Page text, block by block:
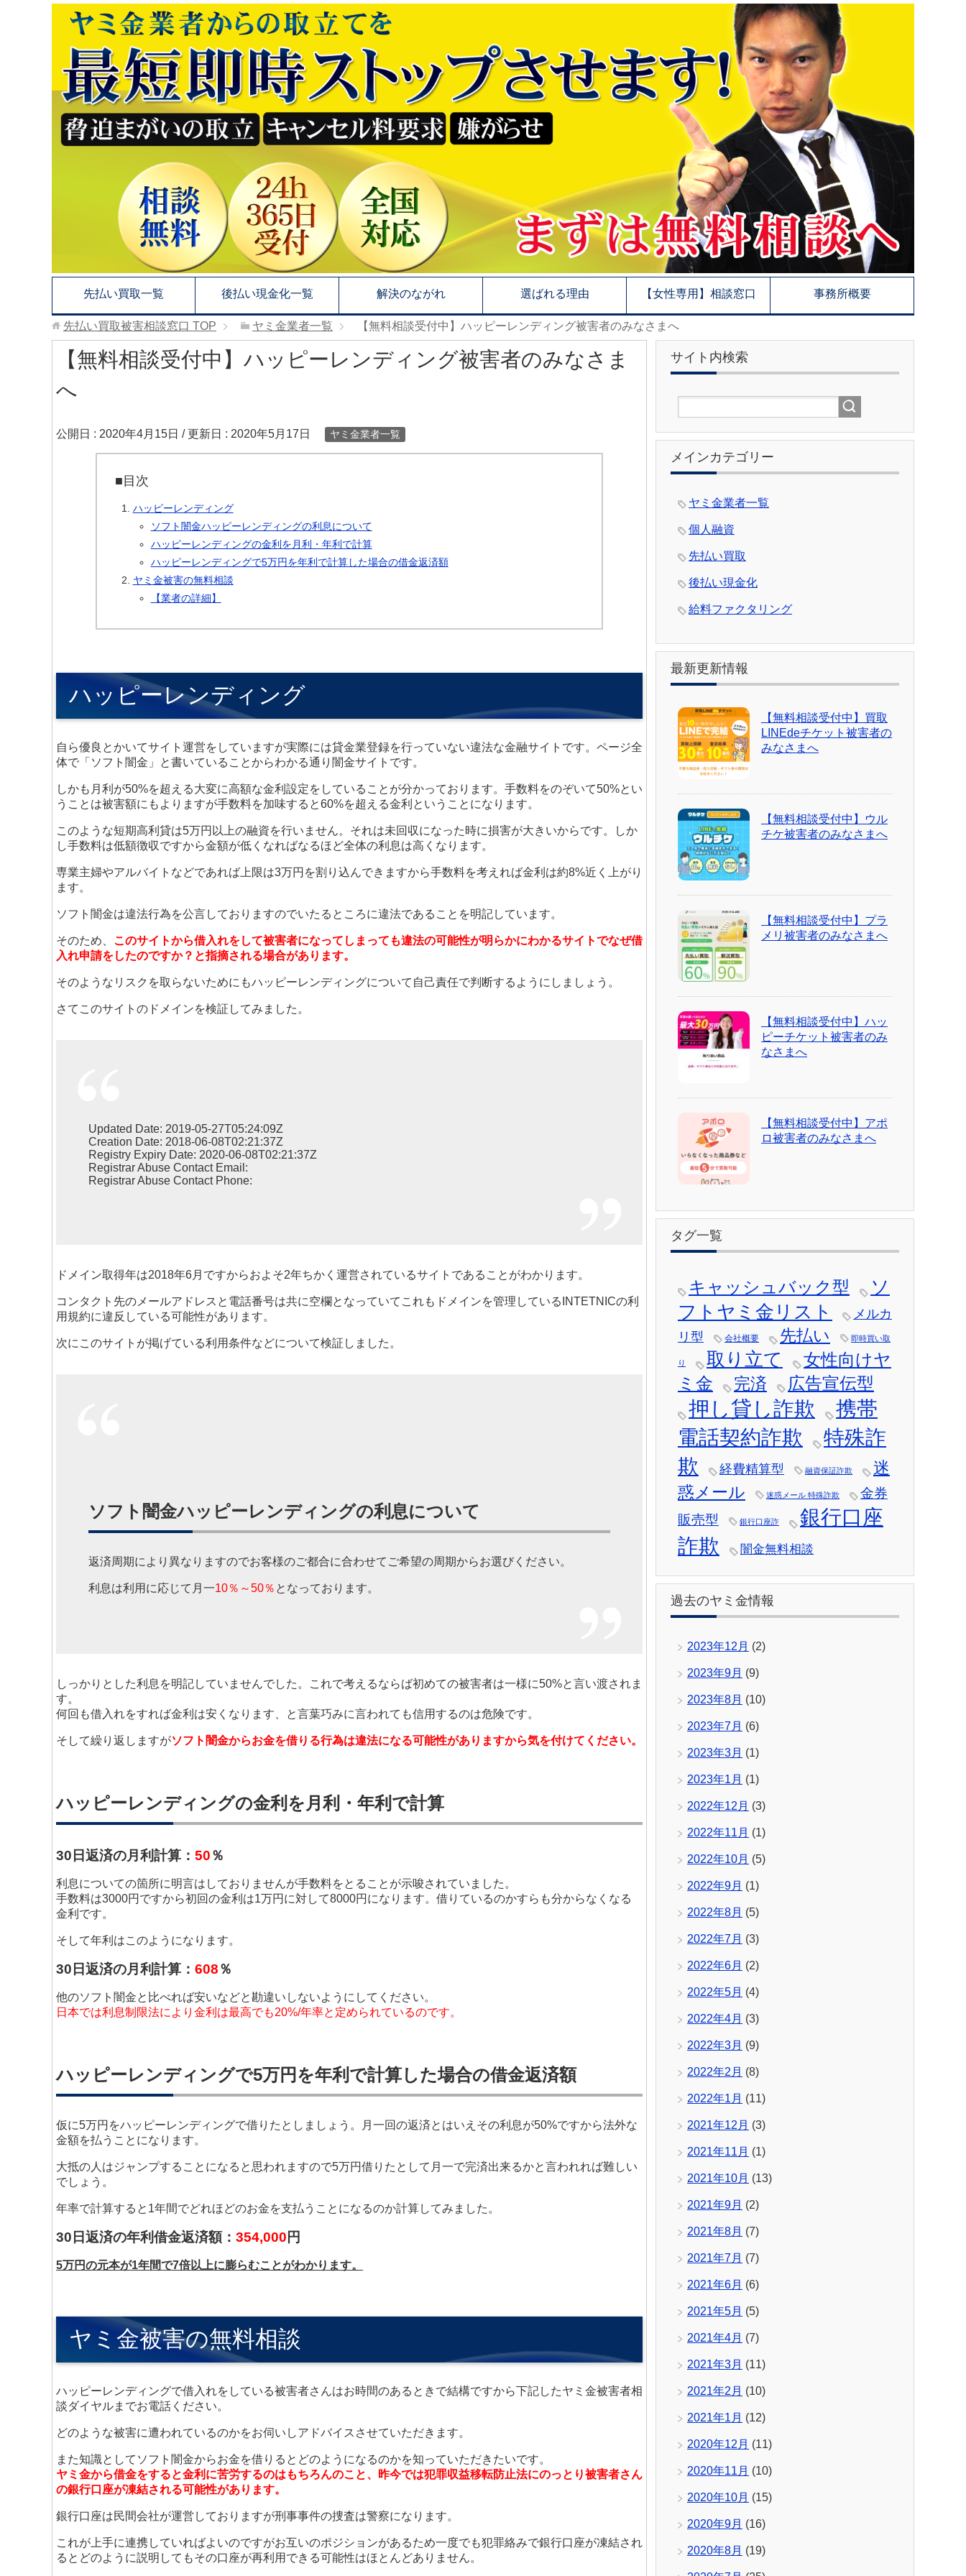
先払い買取一覧 後払い現金化一覧 解決のながれ 選ばれる理由 【女性専用】相談窓口 事務所概要
先払い買取被害相談窓口 TOP ヤミ金業者一覧 【無料相談受付中】ハッピーレンディング被害者のみなさまへ
【無料相談受付中】ハッピーレンディング被害者のみなさま
へ
公開日 : 2020年4月15日 / 更新日 : 2020年5月17日 ヤミ金業者一覧
■目次
ハッピーレンディング
ソフト闇金ハッピーレンディングの利息について
ハッピーレンディングの金利を月利・年利で計算
ハッピーレンディングで5万円を年利で計算した場合の借金返済額
ヤミ金被害の無料相談
【業者の詳細】
ハッピーレンディング
自ら優良とかいてサイト運営をしていますが実際には貸金業登録を行っていない違法な金融サイトです。ページ全
体で「ソフト闇金」と書いていることからわかる通り闇金サイトです。
しかも月利が50%を超える大変に高額な金利設定をしていることが分かっております。手数料をのぞいて50%とい
うことは被害額にもよりますが手数料を加味すると60%を超える金利ということになります。
このような短期高利貸は5万円以上の融資を行いません。それは未回収になった時に損害が大きいからです。しか
し手数料は低額徴収ですから金額が低くなればなるほど全体の利息は高くなります。
専業主婦やアルバイトなどであれば上限は3万円を割り込んできますから手数料を考えれば金利は約8%近く上がり
ます。
ソフト闇金は違法行為を公言しておりますのでいたるところに違法であることを明記しています。
そのため、 このサイトから借入れをして被害者になってしまっても違法の可能性が明らかにわかるサイトでなぜ借
入れ申請をしたのですか？と指摘される場合があります。
そのようなリスクを取らないためにもハッピーレンディングについて自己責任で判断するようにしましょう。
さてこのサイトのドメインを検証してみました。
Updated Date: 2019-05-27T05:24:09Z
Creation Date: 2018-06-08T02:21:37Z
Registry Expiry Date: 2020-06-08T02:21:37Z
Registrar Abuse Contact Email:
Registrar Abuse Contact Phone:
ドメイン取得年は2018年6月ですからおよそ2年ちかく運営されているサイトであることがわかります。
コンタクト先のメールアドレスと電話番号は共に空欄となっていてこれもドメインを管理しているINTETNICの利
用規約に違反している可能性があります。
次にこのサイトが掲げている利用条件などについて検証しました。
ソフト闇金ハッピーレンディングの利息について
返済周期により異なりますのでお客様のご都合に合わせてご希望の周期からお選びください。
利息は利用に応じて月一10％～50％ となっております。
しっかりとした利息を明記していませんでした。これで考えるならば初めての被害者は一様に50%と言い渡されま
す。
何回も借入れをすれば金利は安くなります、と言葉巧みに言われても信用するのは危険です。
そして繰り返しますがソフト闇金からお金を借りる行為は違法になる可能性がありますから気を付けてください。
ハッピーレンディングの金利を月利・年利で計算
30日返済の月利計算： 50％
利息についての箇所に明言はしておりませんが手数料をとることが示唆されていました。
手数料は3000円ですから初回の金利は1万円に対して8000円になります。借りているのかすらも分からなくなる
金利です。
そして年利はこのようになります。
30日返済の月利計算： 608％
他のソフト闇金と比べれば安いなどと勘違いしないようにしてください。
日本では利息制限法により金利は最高でも20%/年率と定められているのです。
ハッピーレンディングで5万円を年利で計算した場合の借金返済額
仮に5万円をハッピーレンディングで借りたとしましょう。月一回の返済とはいえその利息が50%ですから法外な
金額を払うことになります。
大抵の人はジャンプすることになると思われますので5万円借りたとして月一で完済出来るかと言われれば難しい
でしょう。
年率で計算すると1年間でどれほどのお金を支払うことになるのか計算してみました。
30日返済の年利借金返済額： 354,000 円
5万円の元本が1年間で7倍以上に膨らむことがわかります。
ヤミ金被害の無料相談
ハッピーレンディングで借入れをしている被害者さんはお時間のあるときで結構ですから下記したヤミ金被害者相
談ダイヤルまでお電話ください。
どのような被害に遭われているのかをお伺いしアドバイスさせていただきます。
また知識としてソフト闇金からお金を借りるとどのようになるのかを知っていただきたいです。
ヤミ金から借金をすると金利に苦労するのはもちろんのこと、昨今では犯罪収益移転防止法にのっとり被害者さん
の銀行口座が凍結される可能性があります。
銀行口座は民間会社が運営しておりますが刑事事件の捜査は警察になります。
これが上手に連携していればよいのですがお互いのポジションがあるため一度でも犯罪絡みで銀行口座が凍結され
るとどのように説明してもその口座が再利用できる可能性はほとんどありません。
サイト内検索
メインカテゴリー
ヤミ金業者一覧
個人融資
先払い買取
後払い現金化
給料ファクタリング
最新更新情報
【無料相談受付中】買取
LINEdeチケット被害者の
みなさまへ
【無料相談受付中】ウル
チケ被害者のみなさまへ
【無料相談受付中】プラ
メリ被害者のみなさまへ
【無料相談受付中】ハッ
ピーチケット被害者のみ
なさまへ
【無料相談受付中】アポ
ロ被害者のみなさまへ
タグ一覧
キャッシュバック型
ソ
フトヤミ金リスト
メルカ
リ型
会社概要 先払い 即時買い取
り 取り立て
女性向けヤ
ミ金
完済 広告宣伝型
押し貸し詐欺
携帯
電話契約詐欺
特殊詐
欺
経費精算型 融資保証詐欺
迷
惑メール
迷惑メール 特殊詐欺
金券
販売型
銀行口座詐
銀行口座
詐欺
闇金無料相談
過去のヤミ金情報
2023年12月 (2)
2023年9月 (9)
2023年8月 (10)
2023年7月 (6)
2023年3月 (1)
2023年1月 (1)
2022年12月 (3)
2022年11月 (1)
2022年10月 (5)
2022年9月 (1)
2022年8月 (5)
2022年7月 (3)
2022年6月 (2)
2022年5月 (4)
2022年4月 (3)
2022年3月 (9)
2022年2月 (8)
2022年1月 (11)
2021年12月 (3)
2021年11月 (1)
2021年10月 (13)
2021年9月 (2)
2021年8月 (7)
2021年7月 (7)
2021年6月 (6)
2021年5月 (5)
2021年4月 (7)
2021年3月 (11)
2021年2月 (10)
2021年1月 (12)
2020年12月 (11)
2020年11月 (10)
2020年10月 (15)
2020年9月 (16)
2020年8月 (19)